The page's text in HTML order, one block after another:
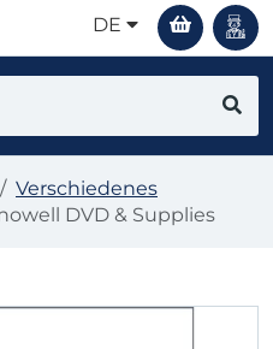
DE
Verschiedenes
DVD & Supplies